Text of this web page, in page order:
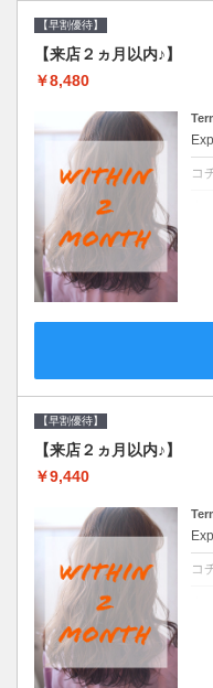
【早割優待】
【来店２ヵ月以内♪
￥8,480
コ
【早割優待】
【来店２ヵ月以内♪
￥9,440
コ